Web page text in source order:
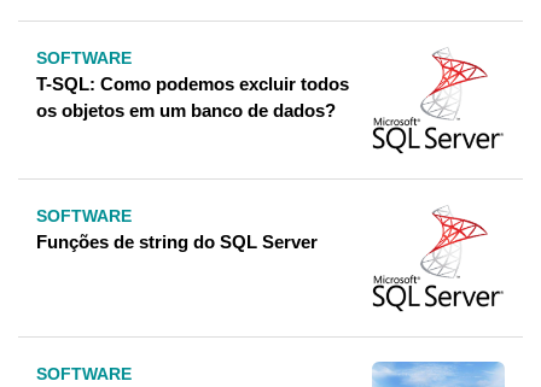
SOFTWARE
T-SQL: Como podemos excluir todos
os objetos em um banco de dados?
SOFTWARE
Funções de string do SQL Server
SOFTWARE